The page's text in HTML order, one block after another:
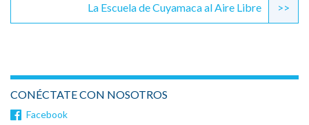
>>
La Escuela de Cuyamaca al Aire Libre
CONÉCTATE CON NOSOTROS
Facebook